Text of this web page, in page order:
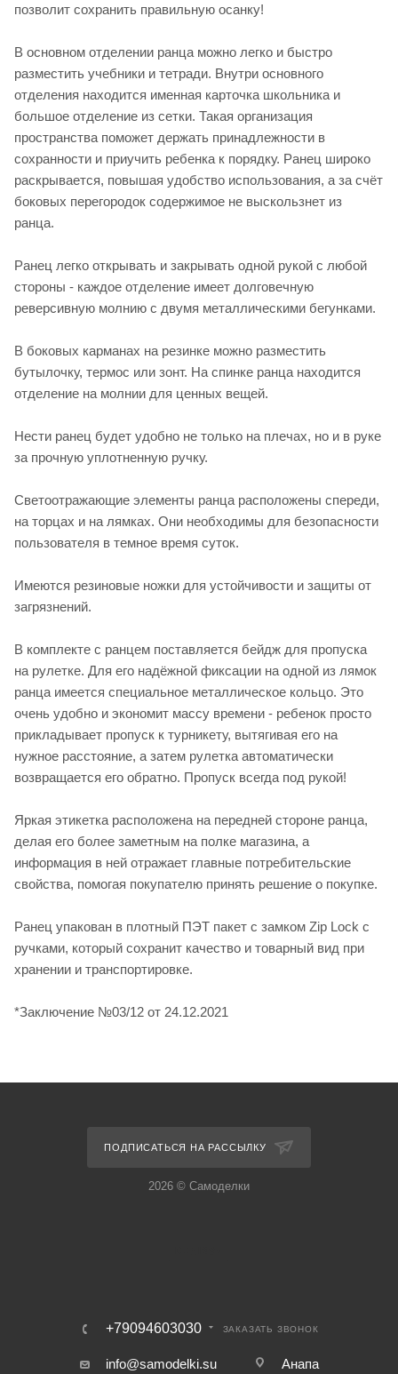
позволит сохранить правильную осанку!
В основном отделении ранца можно легко и быстро
разместить учебники и тетради. Внутри основного
отделения находится именная карточка школьника и
большое отделение из сетки. Такая организация
пространства поможет держать принадлежности в
сохранности и приучить ребенка к порядку. Ранец широко
раскрывается, повышая удобство использования, а за счёт
боковых перегородок содержимое не выскользнет из
ранца.
Ранец легко открывать и закрывать одной рукой с любой
стороны - каждое отделение имеет долговечную
реверсивную молнию с двумя металлическими бегунками.
В боковых карманах на резинке можно разместить
бутылочку, термос или зонт. На спинке ранца находится
отделение на молнии для ценных вещей.
Нести ранец будет удобно не только на плечах, но и в руке
за прочную уплотненную ручку.
Светоотражающие элементы ранца расположены спереди,
на торцах и на лямках. Они необходимы для безопасности
пользователя в темное время суток.
Имеются резиновые ножки для устойчивости и защиты от
загрязнений.
В комплекте с ранцем поставляется бейдж для пропуска
на рулетке. Для его надёжной фиксации на одной из лямок
ранца имеется специальное металлическое кольцо. Это
очень удобно и экономит массу времени - ребенок просто
прикладывает пропуск к турникету, вытягивая его на
нужное расстояние, а затем рулетка автоматически
возвращается его обратно. Пропуск всегда под рукой!
Яркая этикетка расположена на передней стороне ранца,
делая его более заметным на полке магазина, а
информация в ней отражает главные потребительские
свойства, помогая покупателю принять решение о покупке.
Ранец упакован в плотный ПЭТ пакет с замком Zip Lock с
ручками, который сохранит качество и товарный вид при
хранении и транспортировке.
*Заключение №03/12 от 24.12.2021
ПОДПИСАТЬСЯ НА РАССЫЛКУ
2026 © Самоделки
+79094603030 ЗАКАЗАТЬ ЗВОНОК
info@samodelki.su Анапа